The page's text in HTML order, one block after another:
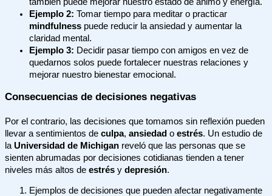
Ejemplo 2: Tomar tiempo para meditar o practicar
mindfulness puede reducir la ansiedad y aumentar la
claridad mental.
Ejemplo 3: Decidir pasar tiempo con amigos en vez de
quedarnos solos puede fortalecer nuestras relaciones y
mejorar nuestro bienestar emocional.
Consecuencias de decisiones negativas
Por el contrario, las decisiones que tomamos sin reflexión pueden
llevar a sentimientos de culpa, ansiedad o estrés. Un estudio de
la Universidad de Michigan reveló que las personas que se
sienten abrumadas por decisiones cotidianas tienden a tener
niveles más altos de estrés y depresión.
Ejemplos de decisiones que pueden afectar negativamente